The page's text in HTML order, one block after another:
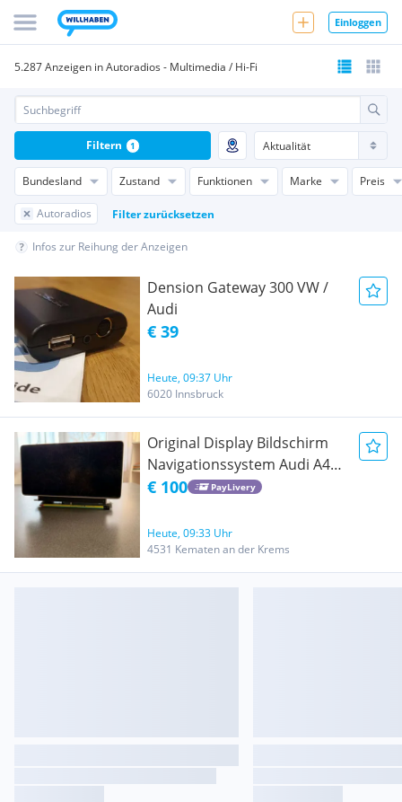
Einloggen
5.287 Anzeigen in Autoradios - Multimedia / Hi-Fi
Bundesland Zustand Funktionen Marke Preis
Autoradios Filter zurücksetzen
Filtern 1
Infos zur Reihung der Anzeigen
Dension Gateway 300 VW /
Audi
€ 39
Heute, 09:37 Uhr
6020 Innsbruck
Original Display Bildschirm
Navigationssystem Audi A4
8W B9 8W0919605 Alpine
€ 100 PayLivery
Heute, 09:33 Uhr
4531 Kematen an der Krems